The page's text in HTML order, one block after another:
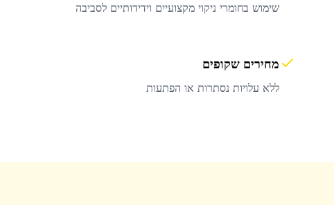
שימוש בחומרי ניקוי מקצועיים וידידותיים לסביבה
מחירים שקופים
ללא עלויות נסתרות או הפתעות